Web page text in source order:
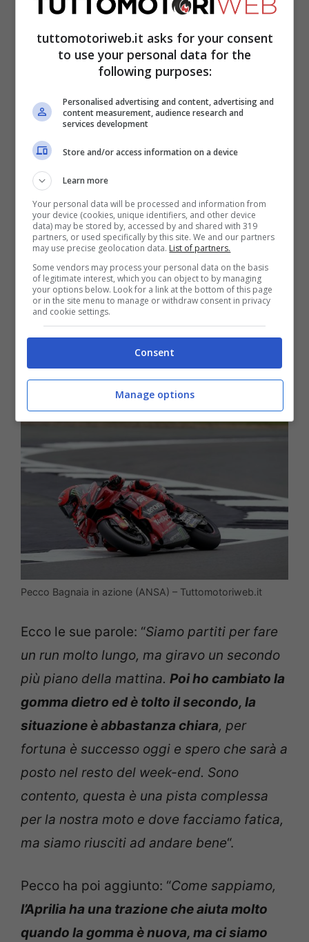
Pecco Bagnaia
libere ai microfoni di “SKY Sport MotoGP
raccontando quelle che sono state le sue
sensazioni.Il campione del mondo ha fatto
sapere di essere molto contento di quanto
fatto, anche se c’è ancora da lavorare per
sistemare alcuni dettagli,ma nulla di
troppo preoccupante
e che possa
complicare il fine settimana.
Pecco Bagnaia in azione (ANSA) – Tuttomotoriweb.it
Ecco le sue parole: “Siamo partiti per fare
un run molto lungo, ma giravo un secondo
più piano della mattina. Poi ho cambiato la
gomma dietro ed è tolto il secondo, la
situazione è abbastanza chiara, per
fortuna è successo oggi e spero che sarà a
posto nel resto del week-end. Sono
contento, questa è una pista complessa
per la nostra moto e dove facciamo fatica,
ma siamo riusciti ad andare bene“.
Pecco ha poi aggiunto: “Come sappiamo,
l’Aprilia ha una trazione che aiuta molto
quando la gomma è nuova, ma ci siamo
tuttomotoriweb.it asks for your consent
to use your personal data for the
following purposes:
Personalised advertising and content, advertising and
content measurement, audience research and
services development
Store and/or access information on a device
Learn more
Your personal data will be processed and information from
your device (cookies, unique identifiers, and other device
data) may be stored by, accessed by and shared with 319
partners, or used specifically by this site. We and our partners
may use precise geolocation data. List of partners.
Some vendors may process your personal data on the basis
of legitimate interest, which you can object to by managing
your options below. Look for a link at the bottom of this page
or in the site menu to manage or withdraw consent in privacy
and cookie settings.
Consent
Manage options